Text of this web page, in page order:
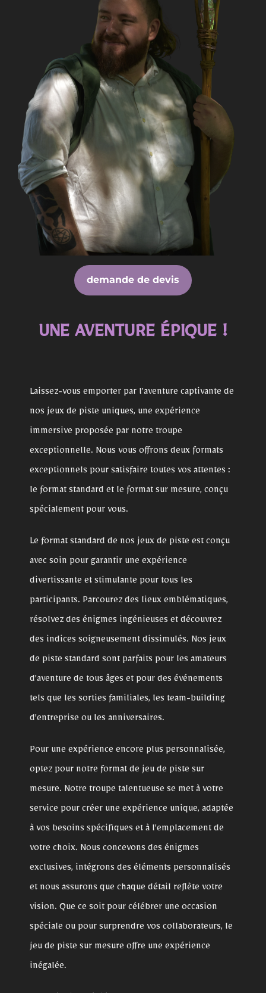
demande de devis
UNE AVENTURE ÉPIQUE !
Laissez-vous emporter par l’aventure captivante de
nos jeux de piste uniques, une expérience
immersive proposée par notre troupe
exceptionnelle. Nous vous offrons deux formats
exceptionnels pour satisfaire toutes vos attentes :
le format standard et le format sur mesure, conçu
spécialement pour vous.
Le format standard de nos jeux de piste est conçu
avec soin pour garantir une expérience
divertissante et stimulante pour tous les
participants. Parcourez des lieux emblématiques,
résolvez des énigmes ingénieuses et découvrez
des indices soigneusement dissimulés. Nos jeux
de piste standard sont parfaits pour les amateurs
d’aventure de tous âges et pour des événements
tels que les sorties familiales, les team-building
d’entreprise ou les anniversaires.
Pour une expérience encore plus personnalisée,
optez pour notre format de jeu de piste sur
mesure. Notre troupe talentueuse se met à votre
service pour créer une expérience unique, adaptée
à vos besoins spécifiques et à l’emplacement de
votre choix. Nous concevons des énigmes
exclusives, intégrons des éléments personnalisés
et nous assurons que chaque détail reflète votre
vision. Que ce soit pour célébrer une occasion
spéciale ou pour surprendre vos collaborateurs, le
jeu de piste sur mesure offre une expérience
inégalée.